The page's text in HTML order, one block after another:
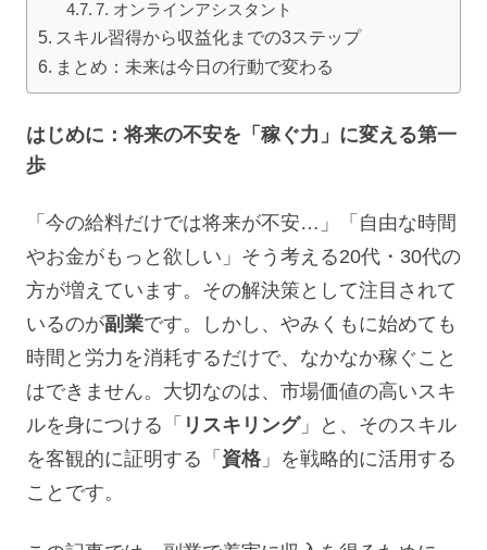
7. オンラインアシスタント
スキル習得から収益化までの3ステップ
まとめ：未来は今日の行動で変わる
はじめに：将来の不安を「稼ぐ力」に変える第一
歩
「今の給料だけでは将来が不安…」「自由な時間
やお金がもっと欲しい」そう考える20代・30代の
方が増えています。その解決策として注目されて
いるのが副業です。しかし、やみくもに始めても
時間と労力を消耗するだけで、なかなか稼ぐこと
はできません。大切なのは、市場価値の高いスキ
ルを身につける「 リスキリング」と、そのスキル
を客観的に証明する「 資格」を戦略的に活用する
ことです。